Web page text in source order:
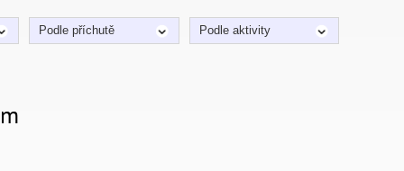
Podle příchutě Podle aktivity